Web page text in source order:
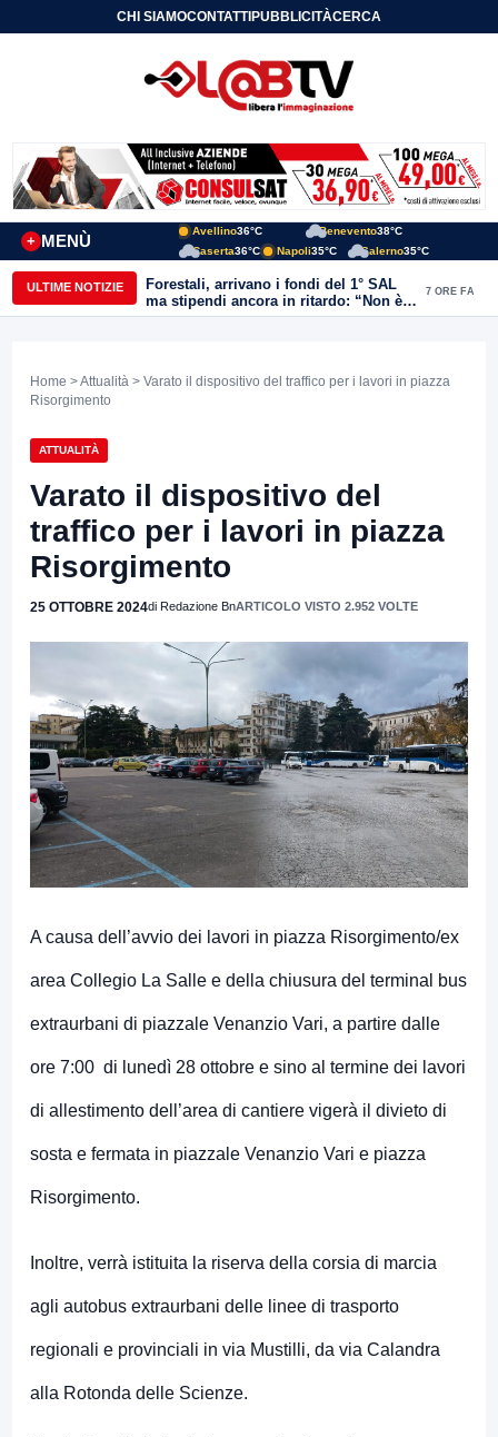
CHI SIAMOCONTATTIPUBBLICITÀCERCA
MENÙ
+
Avellino36°C Benevento38°C
Caserta36°C Napoli35°C Salerno35°C
ULTIME NOTIZIE
Forestali, arrivano i fondi del 1° SAL
ma stipendi ancora in ritardo: “Non è
più sostenibile”
7 ORE FA
Home >Attualità > Varato il dispositivo del traffico per i lavori in piazza
Risorgimento
ATTUALITÀ
Varato il dispositivo del
traffico per i lavori in piazza
Risorgimento
25 OTTOBRE 2024di Redazione BnARTICOLO VISTO 2.952 VOLTE
A causa dell’avvio dei lavori in piazza Risorgimento/ex
area Collegio La Salle e della chiusura del terminal bus
extraurbani di piazzale Venanzio Vari, a partire dalle
ore 7:00 di lunedì 28 ottobre e sino al termine dei lavori
di allestimento dell’area di cantiere vigerà il divieto di
sosta e fermata in piazzale Venanzio Vari e piazza
Risorgimento.
Inoltre, verrà istituita la riserva della corsia di marcia
agli autobus extraurbani delle linee di trasporto
regionali e provinciali in via Mustilli, da via Calandra
alla Rotonda delle Scienze.